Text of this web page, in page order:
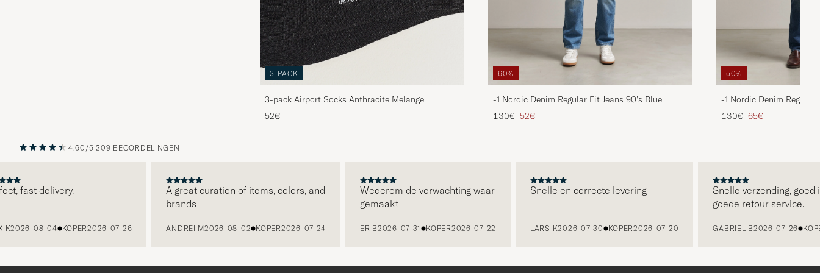
3-PACK
3-pack Airport Socks Anthracite Melange
52€
60%
-1 Nordic Denim Regular Fit Jeans 90's Blue
Reguliere prijs
130€ Verlaagd prijs
52€
50%
-1 Nordic Denim Regular
Reguliere prijs
130€ Verlaagd prijs
65€
VORIGE
4.60/5 209 BEOORDELINGEN
delivery.
08-04 KOPER2026-07-26
A great curation of items, colors, and
brands
ANDREI M2026-08-02 KOPER2026-07-24
Wederom de verwachting waar
gemaakt
2026-07-31 KOPER2026-07-22
Snelle en correcte levering
LARS K2026-07-30 KOPER2026-07-20
Snelle verzending, goed
goede retour service.
GABRIEL B2026-07-26 KOPER